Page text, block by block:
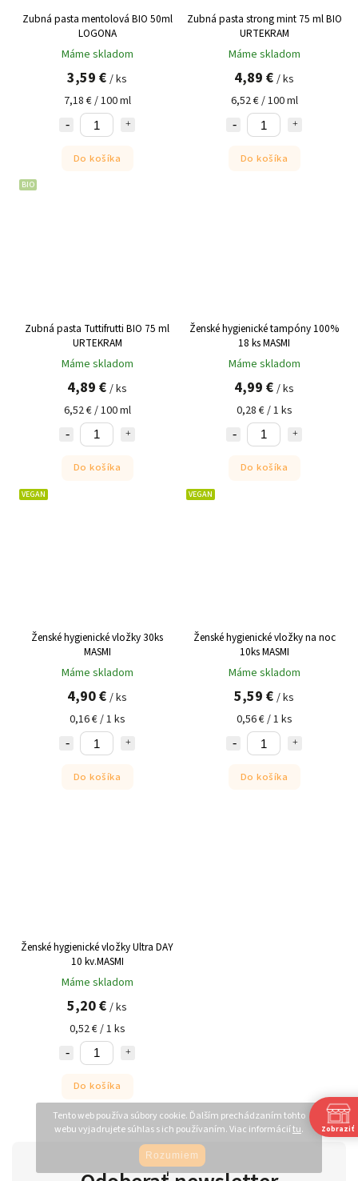
Tento web používa súbory cookie. Ďalším prechádzaním tohto
webu vyjadrujete súhlas s ich používaním. Viac informáciítu.
Rozumiem
Zubná pasta mentolová BIO 50ml
LOGONA
Máme skladom
3,59 € / ks
7,18 € / 100 ml
Do košíka
Zubná pasta strong mint 75 ml BIO
URTEKRAM
Máme skladom
4,89 € / ks
6,52 € / 100 ml
Do košíka
BIO
Zubná pasta Tuttifrutti BIO 75 ml
URTEKRAM
Máme skladom
4,89 € / ks
6,52 € / 100 ml
Do košíka
Ženské hygienické tampóny 100%
18 ks MASMI
Máme skladom
4,99 € / ks
0,28 € / 1 ks
Do košíka
VEGAN
Ženské hygienické vložky 30ks
MASMI
Máme skladom
4,90 € / ks
0,16 € / 1 ks
Do košíka
VEGAN
Ženské hygienické vložky na noc
10ks MASMI
Máme skladom
5,59 € / ks
0,56 € / 1 ks
Do košíka
Ženské hygienické vložky Ultra DAY
10 kv.MASMI
Máme skladom
5,20 € / ks
0,52 € / 1 ks
Do košíka
Zobraziť